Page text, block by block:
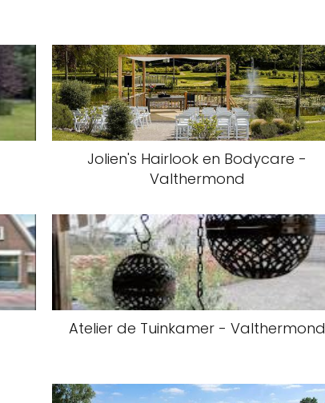
Jolien's Hairlook en Bodycare -
Valthermond
Atelier de Tuinkamer - Valthermond